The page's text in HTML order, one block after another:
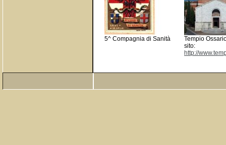
5^ Compagnia di Sanità
Tempio
sito:
http://